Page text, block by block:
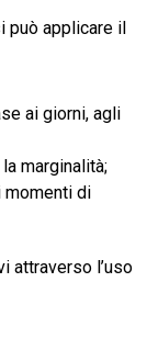
può applicare il
ai giorni, agli
marginalità;
momenti di
attraverso l’uso